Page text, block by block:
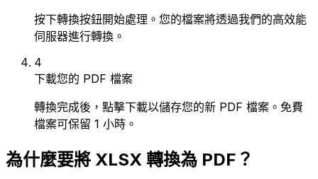
按下轉換按鈕開始處理。您的檔案將透過我們的高效能
伺服器進行轉換。
4
下載您的 PDF 檔案
轉換完成後，點擊下載以儲存您的新 PDF 檔案。免費
檔案可保留 1 小時。
為什麼要將 XLSX 轉換為 PDF？